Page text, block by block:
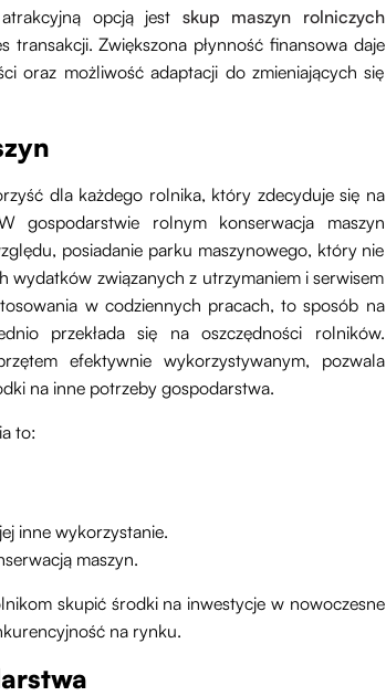
opcją jest skup maszyn rolniczych
Zwiększona płynność finansowa daje
oraz możliwość adaptacji do zmieniających się
dla każdego rolnika, który zdecyduje się na
gospodarstwie rolnym konserwacja maszyn
posiadanie parku maszynowego, który nie
wydatków związanych z utrzymaniem i serwisem
w codziennych pracach, to sposób na
przekłada się na oszczędności rolników.
efektywnie wykorzystywanym, pozwala
na inne potrzeby gospodarstwa.
to:
inne wykorzystanie.
maszyn.
skupić środki na inwestycje w nowoczesne
na rynku.